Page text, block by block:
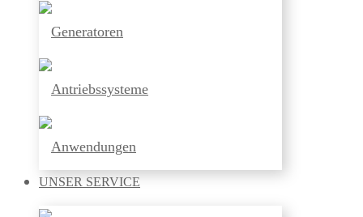
Generatoren
Antriebssysteme
Anwendungen
UNSER SERVICE